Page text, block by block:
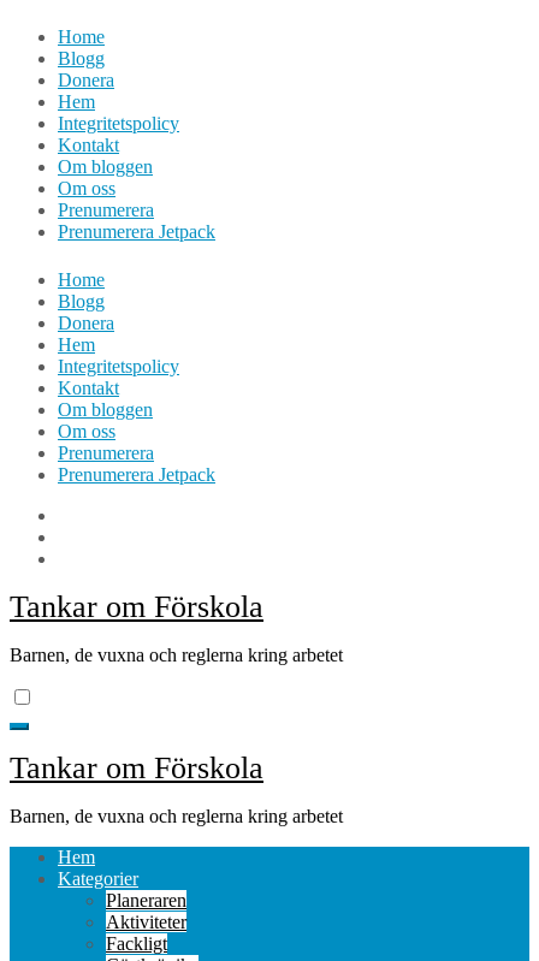
Hoppa
innehåll
Home
Blogg
Donera
Hem
Integritetspolicy
Kontakt
Om bloggen
Om oss
Prenumerera
Prenumerera Jetpack
Home
Blogg
Donera
Hem
Integritetspolicy
Kontakt
Om bloggen
Om oss
Prenumerera
Prenumerera Jetpack
Tankar om Förskola
Barnen, de vuxna och reglerna kring arbetet
Tankar om Förskola
Barnen, de vuxna och reglerna kring arbetet
Hem
Kategorier
Planeraren
Aktiviteter
Fackligt